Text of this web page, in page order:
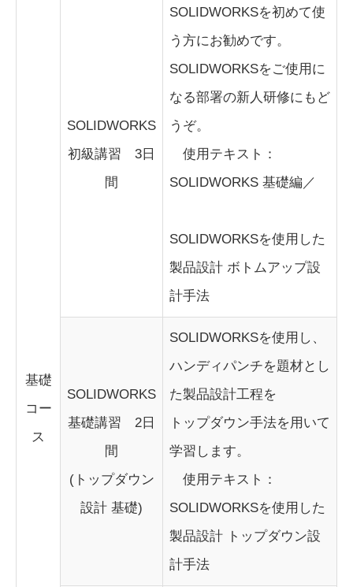
基礎
コー
ス
SOLIDWORKS
初級講習 3日
間
SOLIDWORKSを初めて使
う方にお勧めです。
SOLIDWORKSをご使用に
なる部署の新人研修にもど
うぞ。
使用テキスト：
SOLIDWORKS 基礎編／
SOLIDWORKSを使用した
製品設計 ボトムアップ設
計手法
SOLIDWORKS
基礎講習 2日
間
(トップダウン
設計 基礎)
SOLIDWORKSを使用し、
ハンディパンチを題材とし
た製品設計工程を
トップダウン手法を用いて
学習します。
使用テキスト：
SOLIDWORKSを使用した
製品設計 トップダウン設
計手法